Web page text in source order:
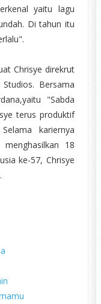
yaitu lagu
Di tahun itu
Chrisye direkrut
Bersama
"Sabda
terus produktif
kariernya
18
ke-57, Chrisye